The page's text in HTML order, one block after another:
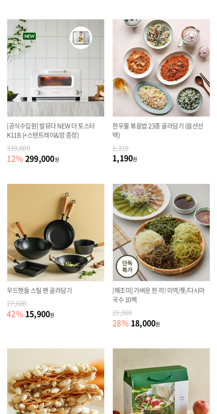
[공식수입원] 발뮤다 NEW 더 토스터
K11B (+스텐트레이&망 증정)
339,000
12% 299,000원
한우물 볶음밥 23종 골라담기 (옵션선
택)
1,210
1,190원
우드핸들 스틸 팬 골라담기
27,600
42% 15,900원
[해조미] 가벼운 한 끼! 미역/톳/다시마
국수 10팩
25,000
28% 18,000원